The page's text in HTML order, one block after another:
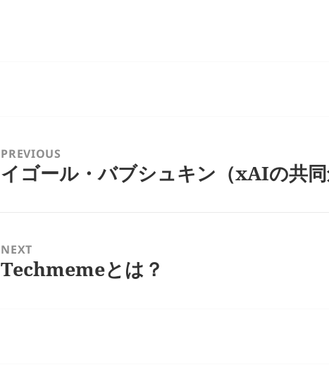
PREVIOUS
Previous
イゴール・バブシュキン（xAIの共同
NEXT
Next
Techmemeとは？